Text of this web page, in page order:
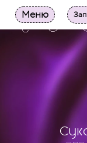
Меню